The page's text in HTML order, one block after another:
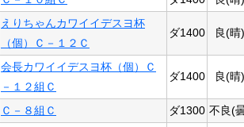
えりちゃんカワイイデスヨ杯
（個）Ｃ－１２Ｃ
ダ1400 良(晴)
会長カワイイデスヨ杯（個）Ｃ
－１２組Ｃ
ダ1400 良(晴)
Ｃ－８組Ｃ ダ1300 不良(